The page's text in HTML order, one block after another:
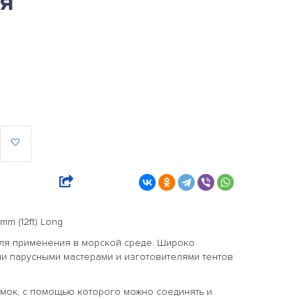
(12ft) Long
применения в морской среде. Широко
парусными мастерами и изготовителями тентов
с помощью которого можно соединять и